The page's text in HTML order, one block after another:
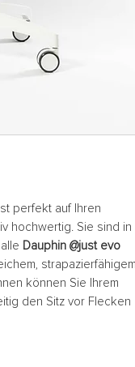
perfekt auf Ihren
hochwertig. Sie sind in
Dauphin @just evo
strapazierfähigem
können Sie Ihrem
den Sitz vor Flecken